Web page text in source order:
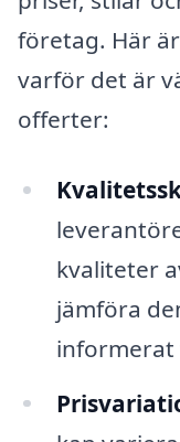
företag. Här
varför det är
offerter:
kvaliteter
jämföra
informerat